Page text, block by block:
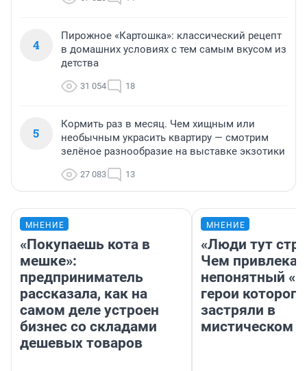
4
Пирожное «Картошка»: классический рецепт
в домашних условиях с тем самым вкусом из
детства
31 054 18
5
Кормить раз в месяц. Чем хищным или
необычным украсить квартиру — смотрим
зелёное разнообразие на выставке экзотики
27 083 13
МНЕНИЕ
«Покупаешь кота в
мешке»:
предприниматель
рассказала, как на
самом деле устроен
бизнес со складами
дешевых товаров
МНЕНИЕ
«Люди тут
Чем
непонятный
герои которого
застряли в
мистическом